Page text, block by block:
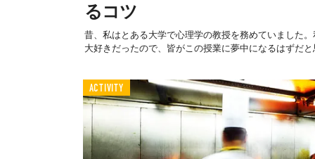
るコツ
昔、私はとある大学で心理学の教授を務めていました
大好きだったので、皆がこの授業に夢中になるはずだ
ACTIVITY